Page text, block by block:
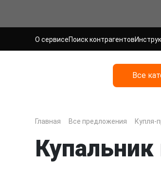
О сервисеПоиск контрагентов
Все
Главная Все предложения Купля-